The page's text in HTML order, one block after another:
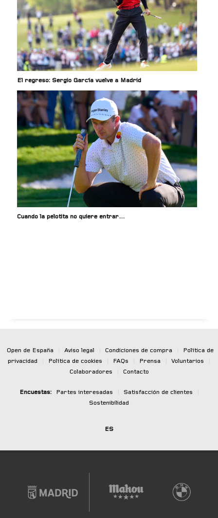
El regreso: Sergio García vuelve a Madrid
Cuando la pelotita no quiere entrar…
Open de España Aviso legal Condiciones de compra
Política de
privacidad
Política de cookies FAQs Prensa Voluntarios
Colaboradores
Contacto
Encuestas: Partes interesadas Satisfacción de clientes
Sostenibilidad
ES